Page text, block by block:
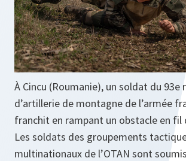
À Cincu (Roumanie), un soldat du 93e
d’artillerie de montagne de l’armée
franchit en rampant un obstacle en fil
Les soldats des groupements
multinationaux de l’OTAN sont